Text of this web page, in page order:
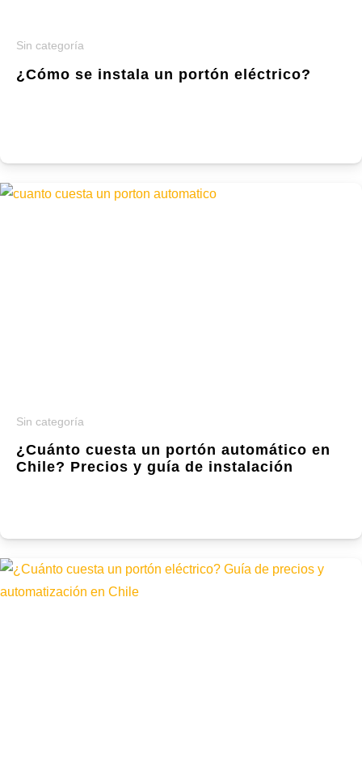
Sin categoría
¿Cómo se instala un portón eléctrico?
Sin categoría
¿Cuánto cuesta un portón automático en
Chile? Precios y guía de instalación